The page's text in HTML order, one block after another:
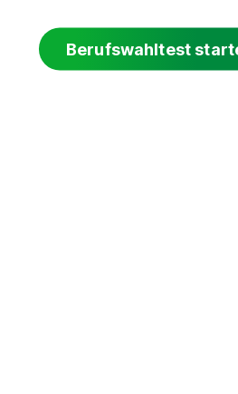
Berufswahltest